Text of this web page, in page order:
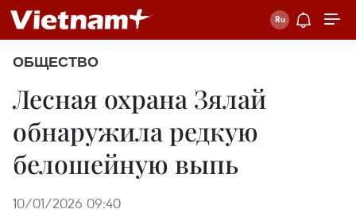
ОБЩЕСТВО
Лесная охрана Зялай
обнаружила редкую
белошейную выпь
10/01/2026 09:40